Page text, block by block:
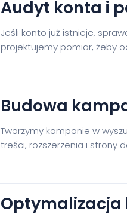
Audyt konta i
Jeśli konto już istnieje,
projektujemy pomiar, żeby
Budowa
Tworzymy kampanie w
treści, rozszerzenia i strony
Optymalizacja